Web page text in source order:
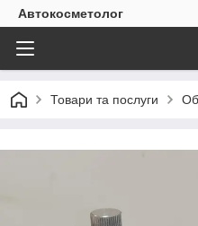
Автокосметолог
Товари та послуги